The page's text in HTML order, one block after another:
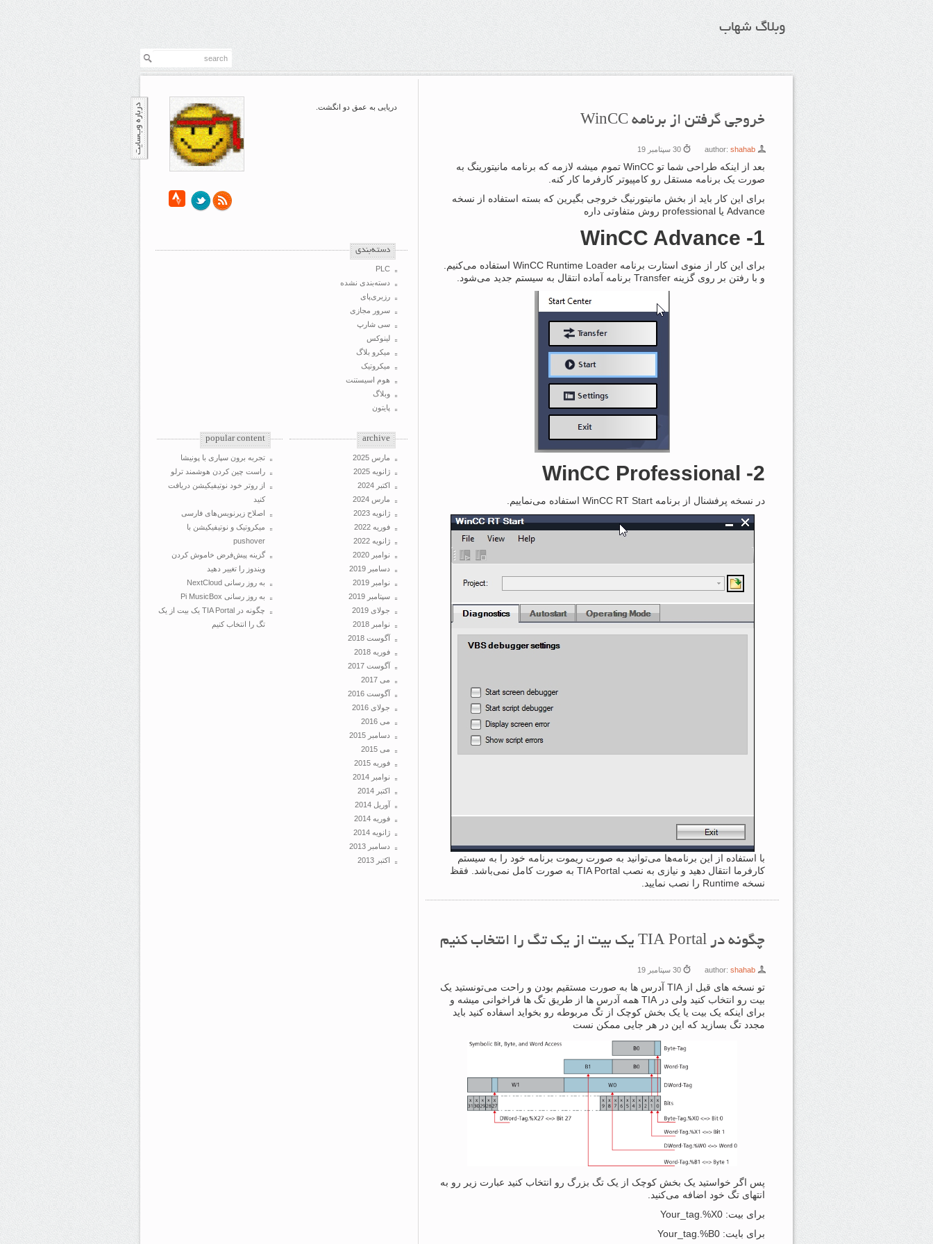
وبلاگ شهاب
خروجی گرفتن از برنامه WinCC
author: shahab 30 سپتامبر 19
بعد از اینکه طراحی شما تو WinCC تموم میشه لازمه که برنامه مانیتورینگ به
صورت یک برنامه مستقل رو کامپیوتر کارفرما کار کنه.
برای این کار باید از بخش مانیتورنیگ خروجی بگیرین که بسته استفاده از نسخه
Advance یا professional روش متفاوتی داره
1- WinCC Advance
برای این کار از منوی استارت برنامه WinCC Runtime Loader استفاده می‌کنیم.
و با رفتن بر روی گزینه Transfer برنامه آماده انتقال به سیستم جدید می‌شود.
2- WinCC
Professional
در نسخه پرفشنال از برنامه WinCC RT Start استفاده می‌نماییم.
با استفاده از این برنامه‌ها می‌توانید به صورت ریموت برنامه خود را به سیستم
کارفرما انتقال دهید و نیازی به نصب TIA Portal به صورت کامل نمی‌باشد. فقظ
نسخه Runtime را نصب نمایید.
چگونه در TIA Portal یک بیت از یک تگ را انتخاب کنیم
author: shahab 30 سپتامبر 19
تو نسخه های قبل از TIA آدرس ها به صورت مستقیم بودن و راحت می‌تونستید یک
بیت رو انتخاب کنید ولی در TIA همه آدرس ها از طریق تگ ها فراخوانی میشه و
برای اینکه یک بیت یا یک بخش کوچک از تگ مربوطه رو بخواید اسفاده کنید باید
مجدد تگ بسازید که این در هر جایی ممکن نست
پس اگر خواستید یک بخش کوچک از یک تگ بزرگ رو انتخاب کنید عبارت زیر رو به
انتهای تگ خود اضافه می‌کنید.
برای بیت: Your_tag.%X0
برای بایت: Your_tag.%B0
دریایی به عمق دو انگشت.
‌دسته‌بندی
PLC
دسته‌بندی نشده
رزبری‌پای
سرور مجازی
سی شارپ
لینوکس
میکرو بلاگ
میکروتیک
هوم اسیستنت
وبلاگ
پایتون
archive
مارس 2025
ژانویه 2025
اکتبر 2024
مارس 2024
ژانویه 2023
فوریه 2022
ژانویه 2022
نوامبر 2020
دسامبر 2019
نوامبر 2019
سپتامبر 2019
جولای 2019
نوامبر 2018
آگوست 2018
فوریه 2018
آگوست 2017
می 2017
آگوست 2016
جولای 2016
می 2016
دسامبر 2015
می 2015
فوریه 2015
نوامبر 2014
اکتبر 2014
آوریل 2014
فوریه 2014
ژانویه 2014
دسامبر 2013
اکتبر 2013
popular content
تجربه برون سپاری با پونیشا
راست چین کردن هوشمند ترلو
از روتر خود نوتیفیکیشن دریافت
کنید
اصلاح زیرنویس‌های فارسی
میکروتیک و نوتیفیکیشن با
pushover
گزینه پیش‌فرض خاموش کردن
ویندوز را تغییر دهید
به روز رسانی NextCloud
به روز رسانی Pi MusicBox
چگونه در TIA Portal یک بیت از یک
تگ را انتخاب کنیم